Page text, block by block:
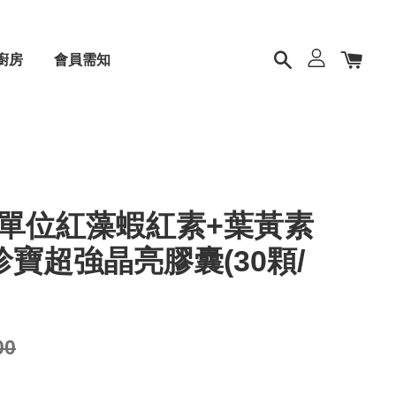
房 會員需知
位紅藻蝦紅素+葉黃素
寶超強晶亮膠囊(30顆/